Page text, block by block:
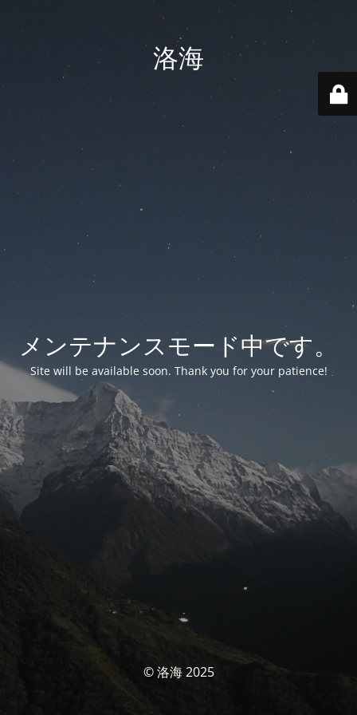
洛海
メンテナンスモード中です。
Site will be available soon. Thank you for your patience!
© 洛海 2025